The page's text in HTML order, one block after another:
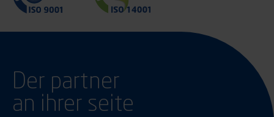
Der partner
an ihrer seite